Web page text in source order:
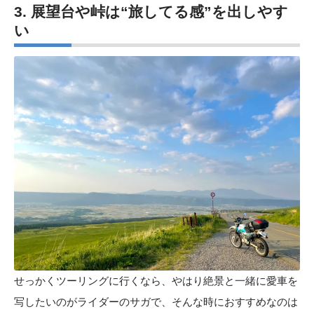
3. 展望台や峠は“旅してる感”を出しやす
い
せっかくツーリングに行くなら、やはり絶景と一緒に愛車を
写したいのがライダーのサガで、そんな時におすすめなのは